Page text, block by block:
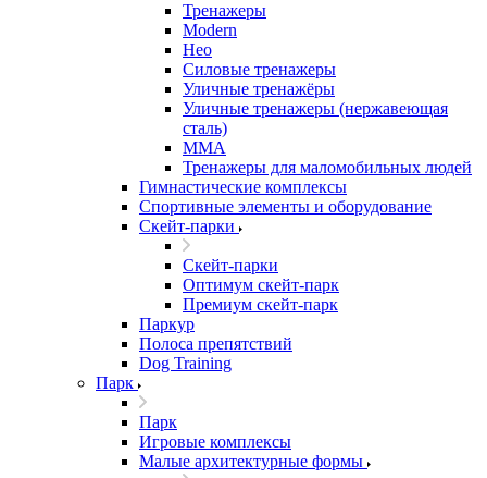
Тренажеры
Modern
Нео
Силовые тренажеры
Уличные тренажёры
Уличные тренажеры (нержавеющая
сталь)
ММА
Тренажеры для маломобильных людей
Гимнастические комплексы
Спортивные элементы и оборудование
Скейт-парки
Скейт-парки
Оптимум скейт-парк
Премиум скейт-парк
Паркур
Полоса препятствий
Dog Training
Парк
Парк
Игровые комплексы
Малые архитектурные формы